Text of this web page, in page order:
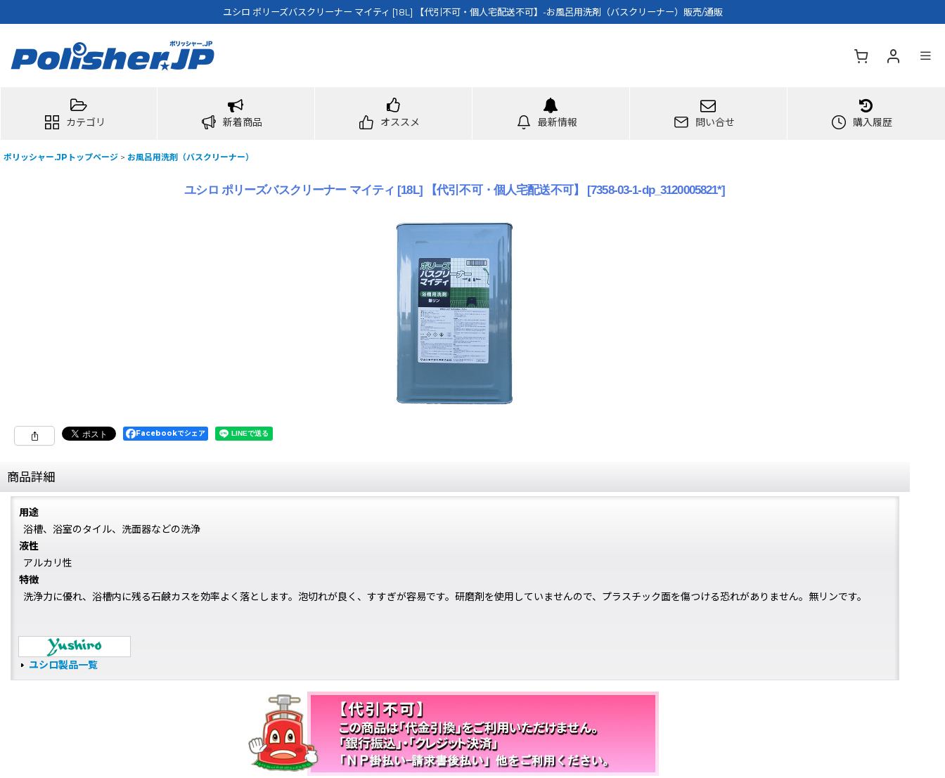
ユシロ ポリーズバスクリーナー マイティ [18L] 【代引不可・個人宅配送不可】-お風呂用洗剤（バスクリーナー）販売/通販
カテゴリ 新着商品 オススメ 最新情報 問い合せ 購入履歴
ポリッシャー.JPトップページ > お風呂用洗剤（バスクリーナー）
ユシロ ポリーズバスクリーナー マイティ [18L] 【代引不可・個人宅配送不可】 [7358-03-1-dp_3120005821*]
Facebookでシェア
商品詳細
用途
浴槽、浴室のタイル、洗面器などの洗浄
液性
アルカリ性
特徴
洗浄力に優れ、浴槽内に残る石鹸カスを効率よく落とします。泡切れが良く、すすぎが容易です。研磨剤を使用していませんので、プラスチック面を傷つける恐れがありません。無リンです。
ユシロ製品一覧